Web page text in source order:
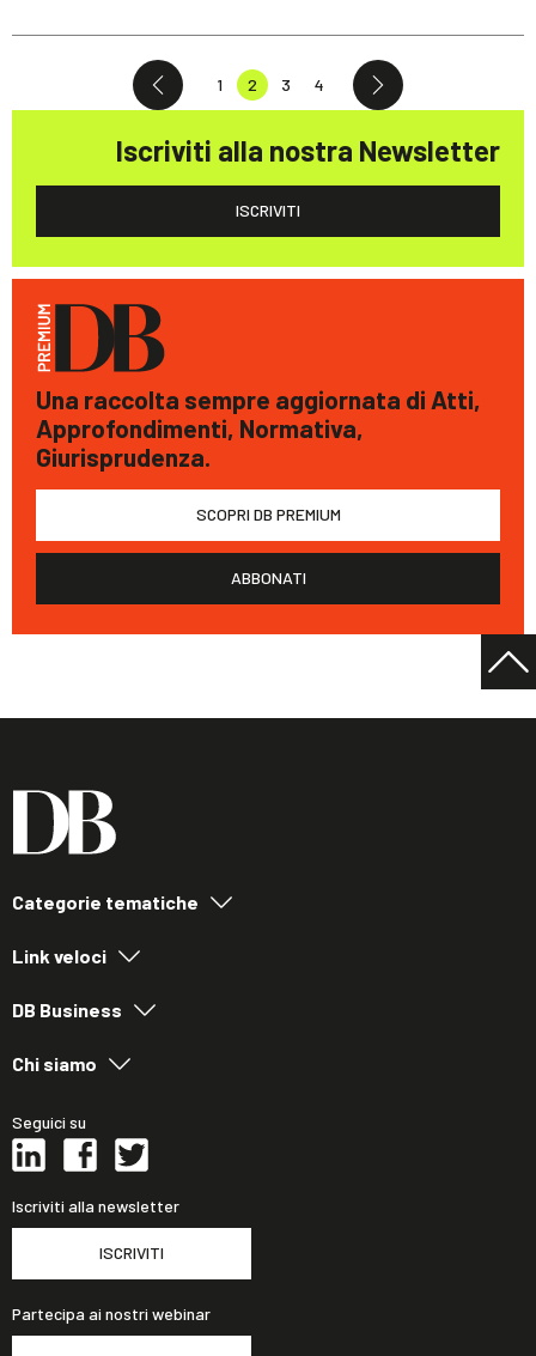
1 2 3 4
Iscriviti alla nostra Newsletter
ISCRIVITI
Una raccolta sempre aggiornata di Atti,
Approfondimenti, Normativa,
Giurisprudenza.
SCOPRI DB PREMIUM
ABBONATI
Categorie tematiche
Link veloci
DB Business
Chi siamo
Seguici su
Iscriviti alla newsletter
ISCRIVITI
Partecipa ai nostri webinar